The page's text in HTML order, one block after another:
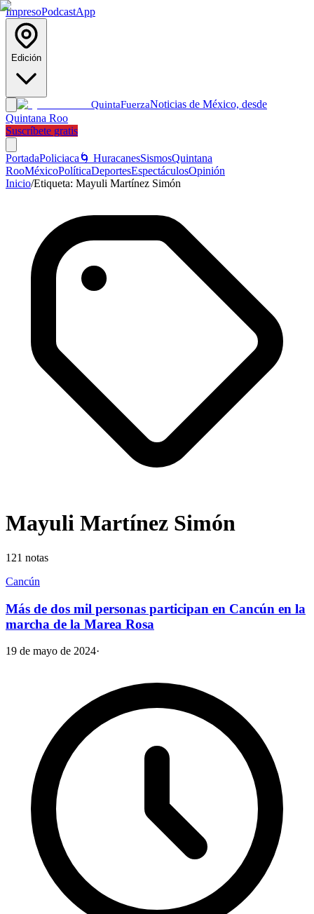
ImpresoPodcastApp
Edición
QuintaFuerzaNoticias de México, desde
Quintana Roo
Suscríbete gratis
PortadaPoliciaca 🌀 HuracanesSismosQuintana
RooMéxicoPolíticaDeportesEspectáculosOpinión
Inicio/Etiqueta: Mayuli Martínez Simón
Mayuli Martínez Simón
121 notas
Cancún
Más de dos mil personas participan en Cancún en la
marcha de la Marea Rosa
19 de mayo de 2024·